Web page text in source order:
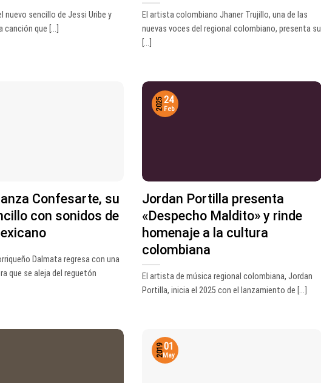
nuevo sencillo de Jessi Uribe y
canción que [...]
El artista colombiano Jhaner Trujillo, una de las
nuevas voces del regional colombiano, presenta su
[...]
Confesarte, su
con sonidos de
Dalmata regresa con una
que se aleja del reguetón
Jordan Portilla presenta
«Despecho Maldito» y rinde
homenaje a la cultura
colombiana
El artista de música regional colombiana, Jordan
Portilla, inicia el 2025 con el lanzamiento de [...]
24
Feb
2025
01
May
2019